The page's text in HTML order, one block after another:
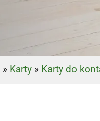
» Karty » Karty do